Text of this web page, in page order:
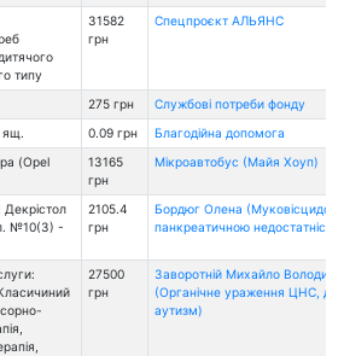
типу
31582
грн
Спецпроєкт АЛЬЯНС
275 грн Службові потреби фонду
ящ. 0.09 грн Благодійна допомога
(Opel
13165
грн
Мікроавтобус (Майя Хоуп)
Декрістол
№10(3) -
2105.4
грн
Бордюг Олена (Муковісцидоз
панкреатичною
27500
грн
Заворотній Михайло
(Органічне ураження ЦНС,
аутизм)